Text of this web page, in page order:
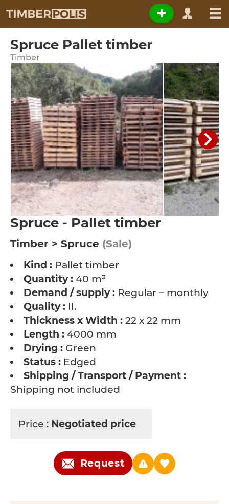
Spruce Pallet timber
Timber
Spruce - Pallet timber
Timber > Spruce (Sale)
Kind : Pallet timber
Quantity : 40 m³
Demand / supply : Regular – monthly
Quality : II.
Thickness x Width : 22 x 22 mm
Length : 4000 mm
Drying : Green
Status : Edged
Shipping / Transport / Payment :
Shipping not included
Price : Negotiated price
Request